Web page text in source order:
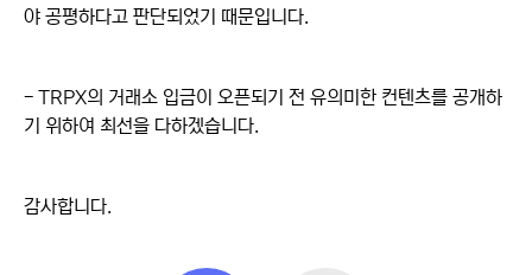
야 공평하다고 판단되었기 때문입니다.
- TRPX의 거래소 입금이 오픈되기 전 유의미한 컨텐츠를 공개하
기 위하여 최선을 다하겠습니다.
감사합니다.